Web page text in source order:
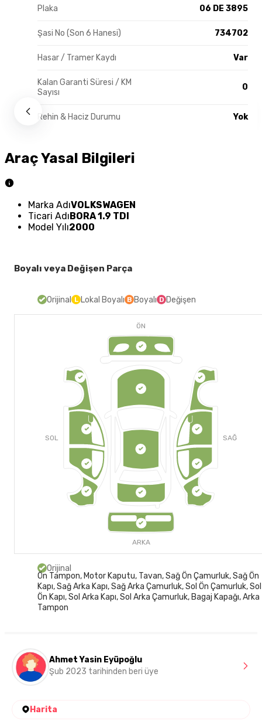
Plaka 06 DE 3895
Şasi No (Son 6 Hanesi) 734702
Hasar / Tramer Kaydı Var
Kalan Garanti Süresi / KM
Sayısı
0
Rehin & Haciz Durumu Yok
Araç Yasal Bilgileri
Marka AdıVOLKSWAGEN
Ticari AdıBORA 1.9 TDI
Model Yılı2000
Boyalı veya Değişen Parça
Orijinal L Lokal Boyalı B Boyalı D Değişen
ÖN
SOL SAĞ
ARKA
Orijinal
Ön Tampon, Motor Kaputu, Tavan, Sağ Ön Çamurluk, Sağ Ön
Kapı, Sağ Arka Kapı, Sağ Arka Çamurluk, Sol Ön Çamurluk, Sol
Ön Kapı, Sol Arka Kapı, Sol Arka Çamurluk, Bagaj Kapağı, Arka
Tampon
Ahmet Yasin Eyüpoğlu
Şub 2023 tarihinden beri üye
Harita